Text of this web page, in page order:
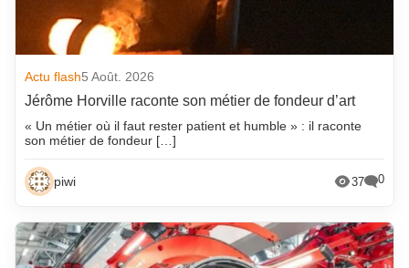
Actu flash5 Août. 2026
Jérôme Horville raconte son métier de fondeur d’art
« Un métier où il faut rester patient et humble » : il raconte
son métier de fondeur […]
piwi 37 0